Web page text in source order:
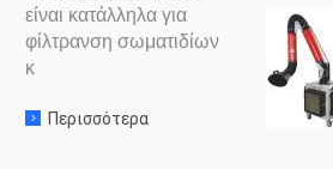
είναι κατάλληλα για
φίλτρανση σωματιδίων
κ
Περισσότερα σχετικα με: